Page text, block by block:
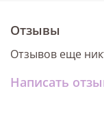
Отзывы
Отзывов еще
Написать